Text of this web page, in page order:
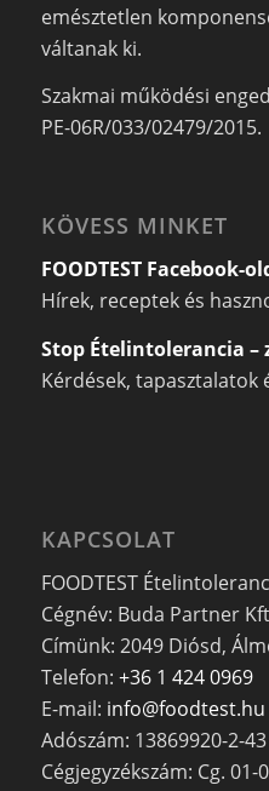
emésztetlen
váltanak ki.
Szakmai működési
PE-06R/033/02479/2015.
KÖVESS MINKET
FOODTEST Facebook-
Hírek, receptek és
Stop Ételintolerancia –
Kérdések, tapasztalatok
KAPCSOLAT
FOODTEST
Cégnév: Buda Partner
Címünk: 2049 Diósd,
Telefon: +36 1 424 0969
E-mail: info@foodtest.hu
Adószám: 13869920-2-43
Cégjegyzékszám: Cg. 01-